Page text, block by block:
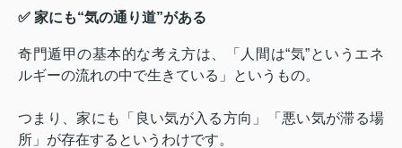
✅ 家にも“気の通り道”がある
奇門遁甲の基本的な考え方は、「人間は“気”というエネ
ルギーの流れの中で生きている」というもの。
つまり、家にも「良い気が入る方向」「悪い気が滞る場
所」が存在するというわけです。